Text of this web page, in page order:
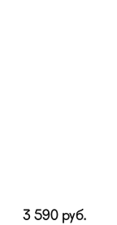
3 590 руб.